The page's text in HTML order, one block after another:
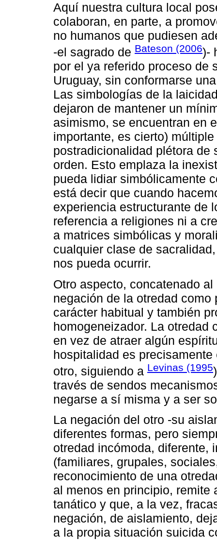
Aquí nuestra cultura local
colaboran, en parte, a
no humanos que pudiesen
-el sagrado de Bateson (2006)-
por el ya referido proceso de
Uruguay, sin conformarse
Las simbologías de la
dejaron de mantener un
asimismo, se encuentran en
importante, es cierto)
postradicionalidad plétora de
orden. Esto emplaza la
pueda lidiar simbólicamente
está decir que cuando
experiencia estructurante de
referencia a religiones ni a
a matrices simbólicas y
cualquier clase de
nos pueda ocurrir.
Otro aspecto, concatenado
negación de la otredad
carácter habitual y también
homogeneizador. La otredad
en vez de atraer algún
hospitalidad es
otro, siguiendo a Levinas (1995
través de sendos
negarse a sí misma y a ser
La negación del otro -su
diferentes formas, pero
otredad incómoda, diferente,
(familiares, grupales,
reconocimiento de una
al menos en principio, remite
tanático y que, a la vez,
negación, de aislamiento,
a la propia situación suicida